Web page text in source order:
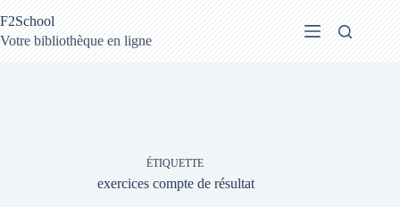
au
contenu
F2School
Votre bibliothèque en ligne
ÉTIQUETTE
exercices compte de résultat